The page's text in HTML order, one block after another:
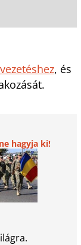
, és
hagyja ki!